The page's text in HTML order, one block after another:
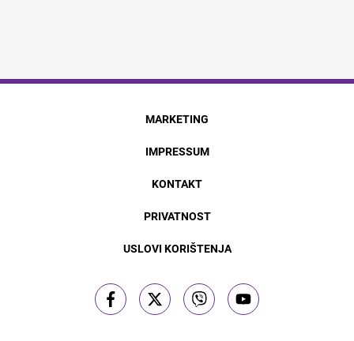
MARKETING
IMPRESSUM
KONTAKT
PRIVATNOST
USLOVI KORIŠTENJA